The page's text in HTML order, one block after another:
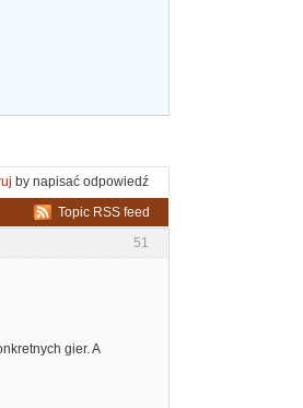
by napisać odpowiedź
Topic RSS feed
51
gier. A